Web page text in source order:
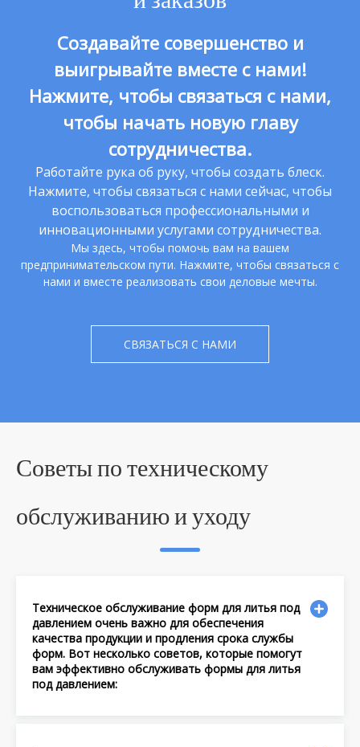
Создавайте совершенство и
выигрывайте вместе с нами!
Нажмите, чтобы связаться с нами,
чтобы начать новую главу
сотрудничества.
Работайте рука об руку, чтобы создать блеск.
Нажмите, чтобы связаться с нами сейчас, чтобы
воспользоваться профессиональными и
инновационными услугами сотрудничества.
Мы здесь, чтобы помочь вам на вашем
предпринимательском пути. Нажмите, чтобы связаться с
нами и вместе реализовать свои деловые мечты.
СВЯЗАТЬСЯ С НАМИ
Советы по техническому
обслуживанию и уходу
Техническое обслуживание форм для литья под
давлением очень важно для обеспечения
качества продукции и продления срока службы
форм. Вот несколько советов, которые помогут
вам эффективно обслуживать формы для литья
под давлением: